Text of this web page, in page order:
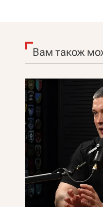
Вам також